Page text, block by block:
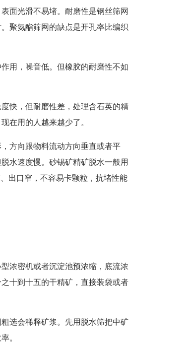
面光滑不易堵。耐磨性是钢丝筛网
聚氨酯筛网的缺点是开孔率比编织
用，噪音低。但橡胶的耐磨性不如
快，但耐磨性差，处理含石英的精
在用的人越来越少了。
方向跟物料流动方向垂直或者平
水速度慢。砂锡矿精矿脱水一般用
出口窄，不容易卡颗粒，抗堵性能
浓密机或者沉淀池预浓缩，底流浓
十到十五的干精矿，直接装袋或者
选会稀释矿浆。先用脱水筛把中矿
。